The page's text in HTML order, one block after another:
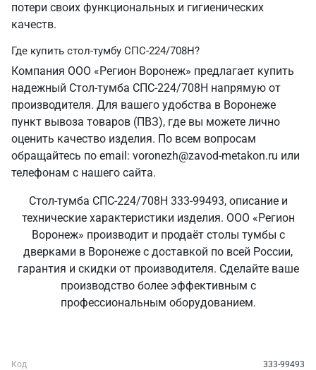
потери своих функциональных и гигиенических
качеств.
Где купить стол-тумбу СПС-224/708Н?
Компания ООО «Регион Воронеж» предлагает купить
надежный Стол-тумба СПС-224/708Н напрямую от
производителя. Для вашего удобства в Воронеже
пункт вывоза товаров (ПВЗ), где вы можете лично
оценить качество изделия. По всем вопросам
обращайтесь по email: voronezh@zavod-metakon.ru или
телефонам с нашего сайта.
Стол-тумба СПС-224/708Н 333-99493, описание и
технические характеристики изделия. ООО «Регион
Воронеж» производит и продаёт столы тумбы с
дверками в Воронеже с доставкой по всей России,
гарантия и скидки от производителя. Сделайте ваше
производство более эффективным с
профессиональным оборудованием.
Код
333-99493